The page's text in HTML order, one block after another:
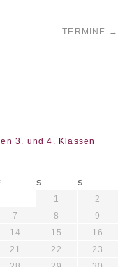
TERMINE →
3. und 4. Klassen
S S
1
2
7 8
9
14 15
16
21 22
23